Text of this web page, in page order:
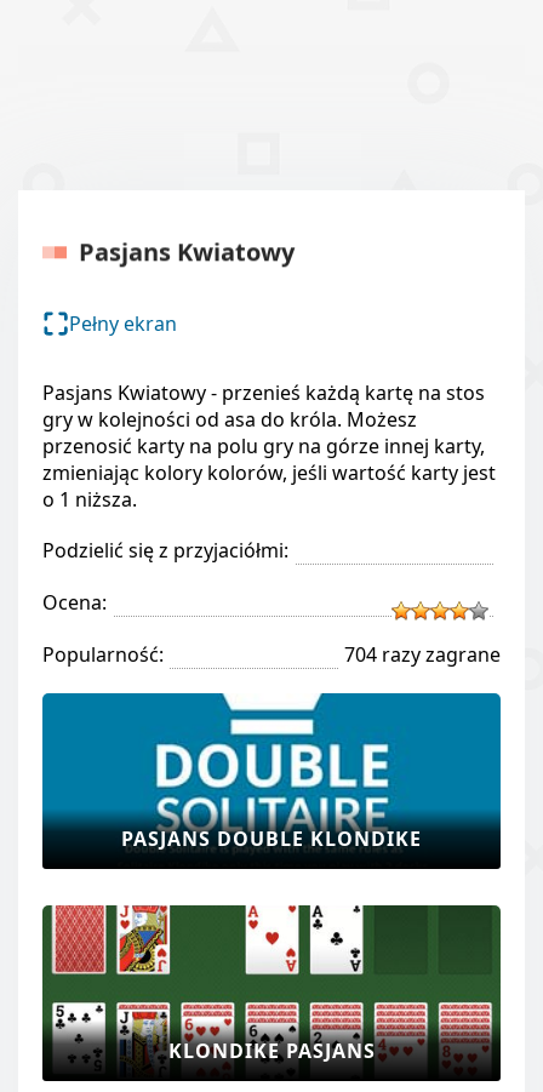
Pasjans Kwiatowy
Pełny ekran
Pasjans Kwiatowy - przenieś każdą kartę na stos
gry w kolejności od asa do króla. Możesz
przenosić karty na polu gry na górze innej karty,
zmieniając kolory kolorów, jeśli wartość karty jest
o 1 niższa.
Podzielić się z przyjaciółmi:
Ocena:
Popularność:
704 razy zagrane
PASJANS DOUBLE KLONDIKE
KLONDIKE PASJANS